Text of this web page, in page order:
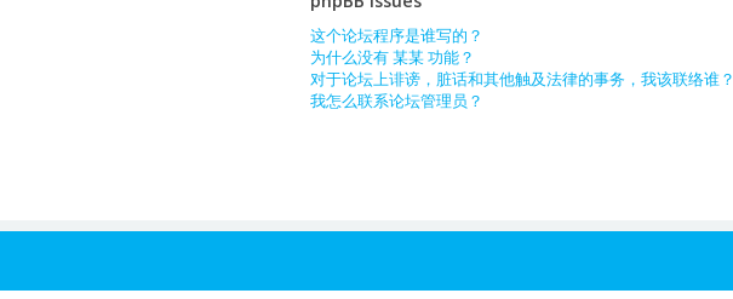
这个论坛程序是谁写的？
为什么没有 某某 功能？
对于论坛上诽谤，脏话和其他触及法律的事务，我该联络谁？
我怎么联系论坛管理员？